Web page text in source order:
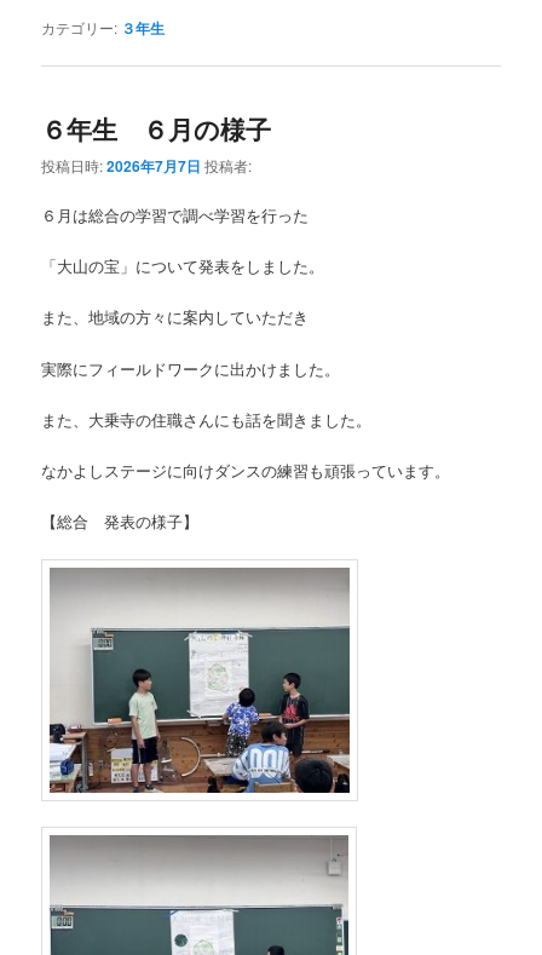
カテゴリー: ３年生
６年生 ６月の様子
投稿日時:2026年7月7日 投稿者:
６月は総合の学習で調べ学習を行った
「大山の宝」について発表をしました。
また、地域の方々に案内していただき
実際にフィールドワークに出かけました。
また、大乗寺の住職さんにも話を聞きました。
なかよしステージに向けダンスの練習も頑張っています。
【総合 発表の様子】